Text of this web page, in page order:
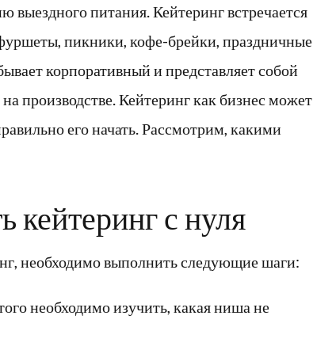
выездного питания. Кейтеринг встречается
пикники, кофе-брейки, праздничные
корпоративный и представляет собой
производстве. Кейтеринг как бизнес может
его начать. Рассмотрим, какими
кейтеринг с нуля
необходимо выполнить следующие шаги:
необходимо изучить, какая ниша не